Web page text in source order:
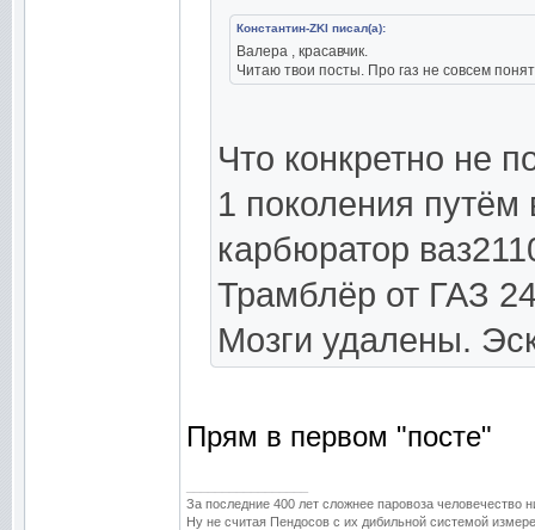
Константин-ZKI писал(а):
Валера , красавчик.
Читаю твои посты. Про газ не совсем
Что конкретно не
1 поколения
карбюратор
Трамблёр от ГАЗ
Мозги удалены.
Прям в первом "посте"
За последние 400 лет сложнее паровоза человечество
Ну не считая Пендосов с их дибильной системой